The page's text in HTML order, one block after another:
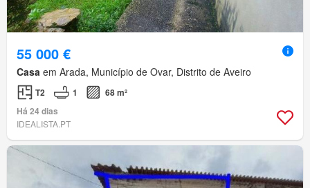
55 000 €
Casa em Arada, Município de Ovar, Distrito de Aveiro
T2 1
68 m²
Há 24 dias
IDEALISTA.PT